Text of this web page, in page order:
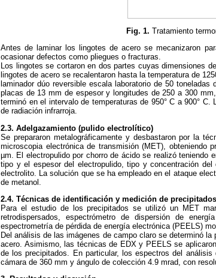
Fig. 1. Tratamiento
Antes de laminar los lingotes de acero se mecanizaron
ocasionar defectos como pliegues o fracturas.
Los lingotes se cortaron en dos partes cuyas dimensiones
lingotes de acero se recalentaron hasta la temperatura de
laminador dúo reversible escala laboratorio de 50
placas de 13 mm de espesor y longitudes de 250 a 300
terminó en el intervalo de temperaturas de 950° C a 900°
de radiación infrarroja.
2.3. Adelgazamiento (pulido electrolítico)
Se prepararon metalográficamente y desbastaron por la
microscopia electrónica de transmisión (MET), obteniendo
µm. El electropulido por chorro de ácido se realizó teniendo
tipo y el espesor del electropulido, tipo y concentración
electrolito. La solución que se ha empleado en el ataque
de metanol.
2.4. Técnicas de identificación y medición de precipitados
Para el estudio de los precipitados se utilizó un MET
retrodispersados, espectrómetro de dispersión de
espectrometría de pérdida de energía electrónica (PEELS)
Del análisis de las imágenes de campo claro se determinó
acero. Asimismo, las técnicas de EDX y PEELS se
de los precipitados. En particular, los espectros del
cámara de 360 mm y ángulo de colección 4.9 mrad, con